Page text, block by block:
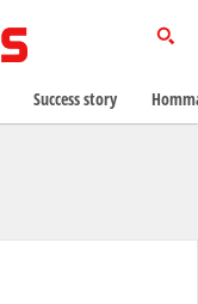
Success story